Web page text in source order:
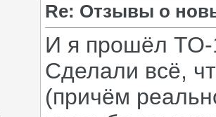
Re: Отзывы о
И я прошёл
Сделали всё,
(причём